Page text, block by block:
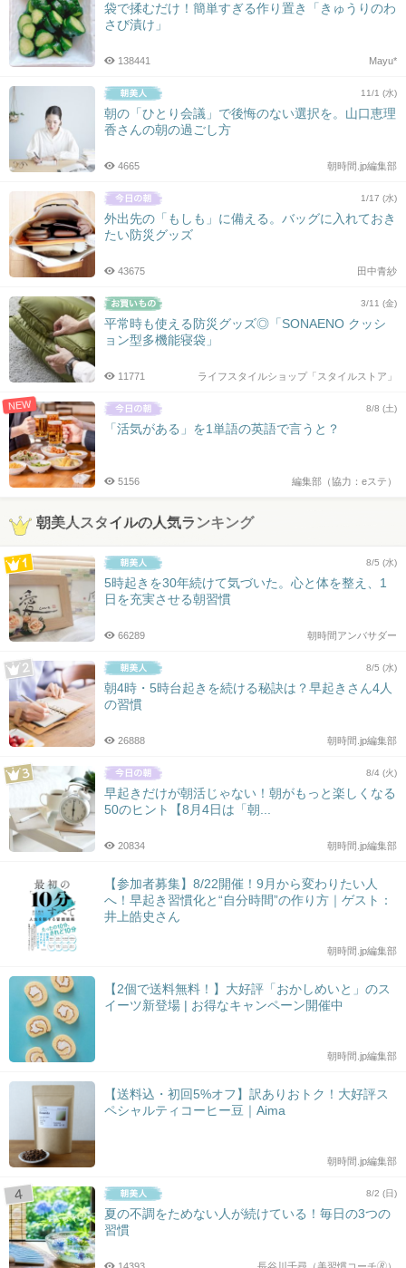
袋で揉むだけ！簡単すぎる作り置き「きゅうりのわ
さび漬け」
Mayu*
138441
11/1 (水)
朝の「ひとり会議」で後悔のない選択を。山口恵理
香さんの朝の過ごし方
朝時間.jp編集部
4665
1/17 (水)
外出先の「もしも」に備える。バッグに入れておき
たい防災グッズ
田中青紗
43675
3/11 (金)
平常時も使える防災グッズ◎「SONAENO クッシ
ョン型多機能寝袋」
ライフスタイルショップ「スタイルストア」
11771
NEW 8/8 (土)
「活気がある」を1単語の英語で言うと？
編集部（協力：eステ）
5156
朝美人スタイルの人気ランキング
8/5 (水)
5時起きを30年続けて気づいた。心と体を整え、1
日を充実させる朝習慣
朝時間アンバサダー
66289
8/5 (水)
朝4時・5時台起きを続ける秘訣は？早起きさん4人
の習慣
朝時間.jp編集部
26888
8/4 (火)
早起きだけが朝活じゃない！朝がもっと楽しくなる
50のヒント【8月4日は「朝...
朝時間.jp編集部
20834
【参加者募集】8/22開催！9月から変わりたい人
へ！早起き習慣化と“自分時間”の作り方｜ゲスト：
井上皓史さん
朝時間.jp編集部
【2個で送料無料！】大好評「おかしめいと」のス
イーツ新登場 | お得なキャンペーン開催中
朝時間.jp編集部
【送料込・初回5%オフ】訳ありおトク！大好評ス
ペシャルティコーヒー豆｜Aima
朝時間.jp編集部
8/2 (日)
夏の不調をためない人が続けている！毎日の3つの
習慣